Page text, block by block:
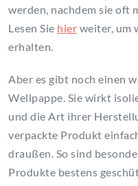
werden, nachdem sie oft
Lesen Sie hier weiter, um
erhalten.
Aber es gibt noch einen
Wellpappe. Sie wirkt
und die Art ihrer
verpackte Produkt
draußen. So sind
Produkte bestens